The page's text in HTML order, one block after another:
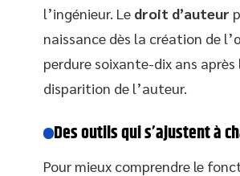
l’ingénieur. Le droit d’auteur
naissance dès la création de
perdure soixante-dix ans après
disparition de l’auteur.
Des outils qui s’ajustent à
Pour mieux comprendre le